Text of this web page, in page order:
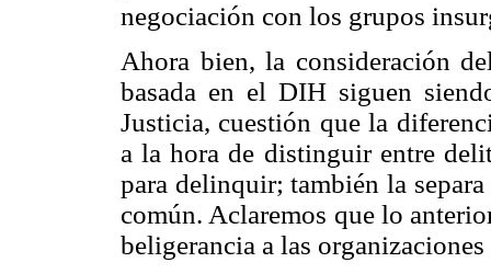
negociación con los grupos
Ahora bien, la consideración
basada en el DIH siguen
Justicia, cuestión que la
a la hora de distinguir entre
para delinquir; también la
común. Aclaremos que lo
beligerancia a las